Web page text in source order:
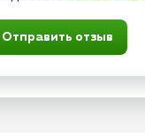
Отправить отзыв